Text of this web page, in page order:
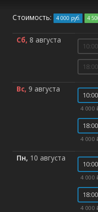
Стоимость: 4 000 руб. 4
Сб, 8 августа
10:00
18:00
Вс, 9 августа
10:00
4 000
18:00
4 000
Пн, 10 августа
10:00
4 000
18:00
4 000